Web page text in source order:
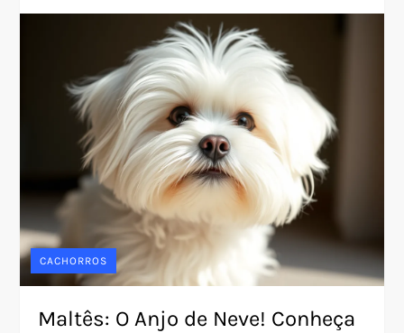
CACHORROS
Maltês: O Anjo de Neve! Conheça